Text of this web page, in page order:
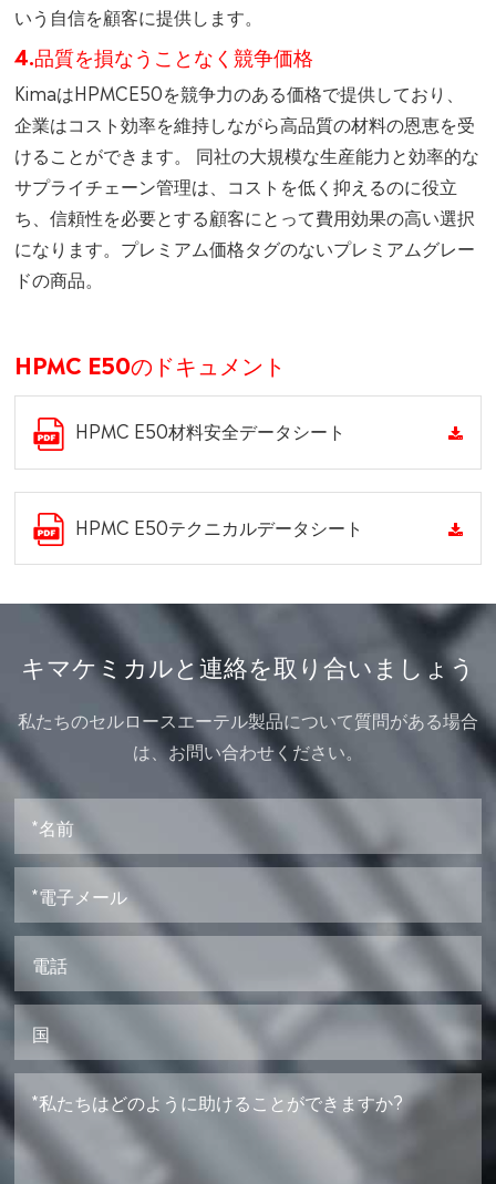
いう自信を顧客に提供します。
4.品質を損なうことなく競争価格
KimaはHPMCE50を競争力のある価格で提供しており、
企業はコスト効率を維持しながら高品質の材料の恩恵を受
けることができます。 同社の大規模な生産能力と効率的な
サプライチェーン管理は、コストを低く抑えるのに役立
ち、信頼性を必要とする顧客にとって費用効果の高い選択
になります。プレミアム価格タグのないプレミアムグレー
ドの商品。
HPMC E50のドキュメント
HPMC E50材料安全データシート
HPMC E50テクニカルデータシート
キマケミカルと連絡を取り合いましょう
私たちのセルロースエーテル製品について質問がある場合
は、お問い合わせください。